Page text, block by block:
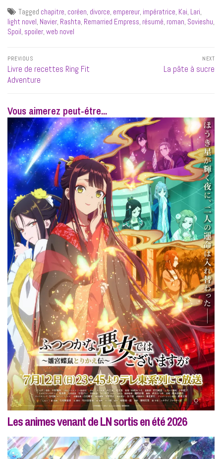
Tagged chapitre, coréen, divorce, empereur, impératrice, Kai, Lari,
light novel, Navier, Rashta, Remarried Empress, résumé, roman, Sovieshu,
Spoil, spoiler, web novel
Navigation
de
l’article
PREVIOUS
Previous
post:
Livre de recettes Ring Fit
Adventure
NEXT
Next
La pâte à sucre
Vous aimerez peut-étre...
Les animes venant de LN sortis en été 2026